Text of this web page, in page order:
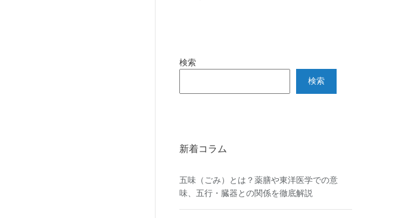
検索
検索
新着コラム
五味（ごみ）とは？薬膳や東洋医学での意
味、五行・臓器との関係を徹底解説